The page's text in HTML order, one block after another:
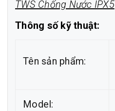
TWS Chống Nước IPX5
Thông số kỹ thuật:
Tên sản phẩm:
Model: